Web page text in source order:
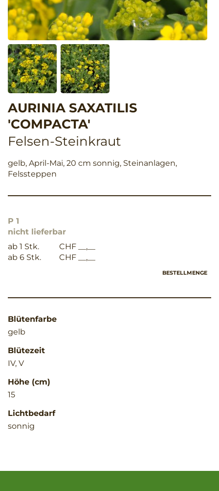
AURINIA SAXATILIS
'COMPACTA'
Felsen-Steinkraut
gelb, April-Mai, 20 cm sonnig, Steinanlagen,
Felssteppen
P 1
nicht lieferbar
ab 1 Stk.
CHF __,__
ab 6 Stk.
CHF __,__
BESTELLMENGE
Blütenfarbe
gelb
Blütezeit
IV, V
Höhe (cm)
15
Lichtbedarf
sonnig